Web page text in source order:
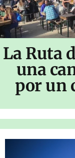
La Ruta
una
por un